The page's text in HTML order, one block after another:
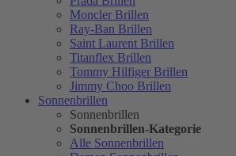
Moncler Brillen
Ray-Ban Brillen
Saint Laurent Brillen
Titanflex Brillen
Tommy Hilfiger Brillen
Jimmy Choo Brillen
Sonnenbrillen
Sonnenbrillen
Sonnenbrillen-Kategorie
Alle Sonnenbrillen